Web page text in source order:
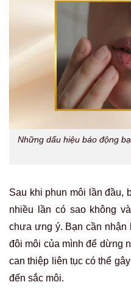
Những dấu hiệu báo động
Sau khi phun môi lần đầu,
nhiều lần có sao không
chưa ưng ý. Bạn cần nhận
đôi môi của mình để dừng
can thiệp liên tục có thể
đến sắc môi.